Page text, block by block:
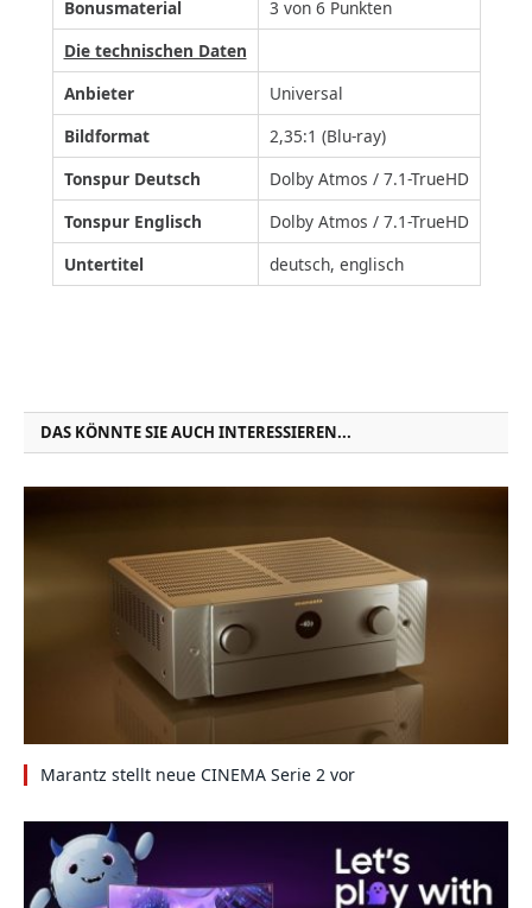
Bonusmaterial
3 von 6 Punkten
Die technischen Daten
Anbieter
Universal
Bildformat
2,35:1 (Blu-ray)
Tonspur Deutsch
Dolby Atmos / 7.1-TrueHD
Tonspur Englisch
Dolby Atmos / 7.1-TrueHD
Untertitel
deutsch, englisch
DAS KÖNNTE SIE AUCH INTERESSIEREN...
Marantz stellt neue CINEMA Serie 2 vor